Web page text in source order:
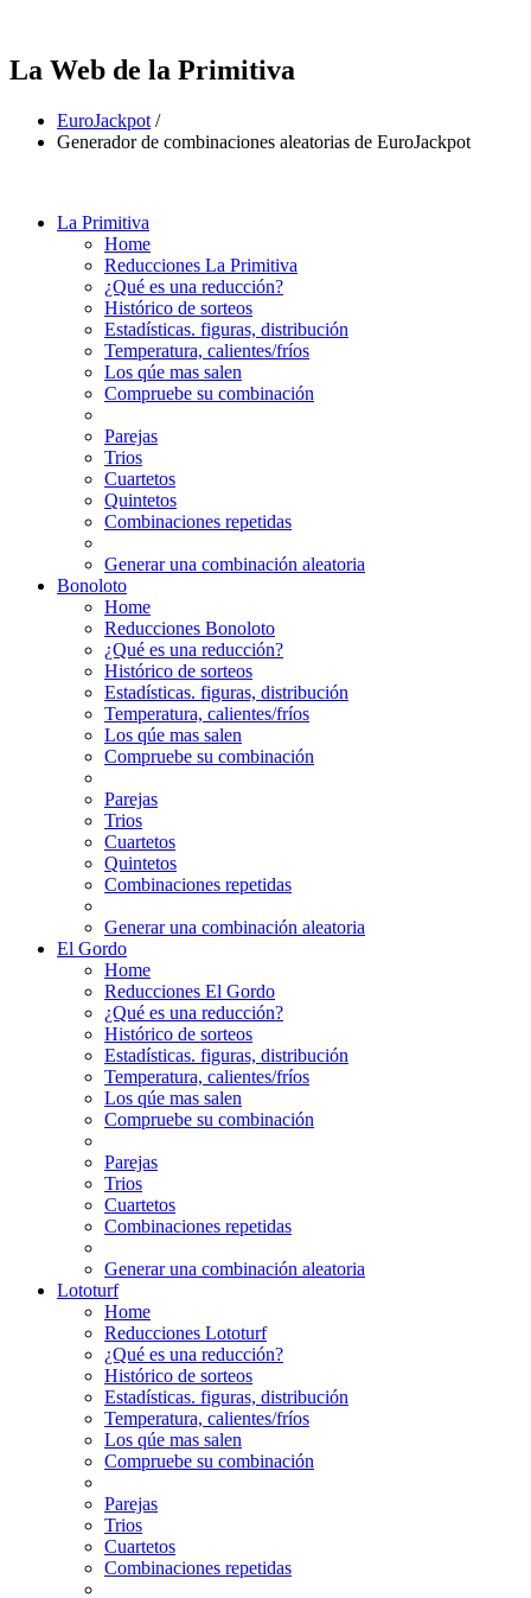
La Web de la Primitiva
EuroJackpot /
Generador de combinaciones aleatorias de EuroJackpot
La Primitiva
Home
Reducciones La Primitiva
¿Qué es una reducción?
Histórico de sorteos
Estadísticas. figuras, distribución
Temperatura, calientes/fríos
Los qúe mas salen
Compruebe su combinación
Parejas
Trios
Cuartetos
Quintetos
Combinaciones repetidas
Generar una combinación aleatoria
Bonoloto
Home
Reducciones Bonoloto
¿Qué es una reducción?
Histórico de sorteos
Estadísticas. figuras, distribución
Temperatura, calientes/fríos
Los qúe mas salen
Compruebe su combinación
Parejas
Trios
Cuartetos
Quintetos
Combinaciones repetidas
Generar una combinación aleatoria
El Gordo
Home
Reducciones El Gordo
¿Qué es una reducción?
Histórico de sorteos
Estadísticas. figuras, distribución
Temperatura, calientes/fríos
Los qúe mas salen
Compruebe su combinación
Parejas
Trios
Cuartetos
Combinaciones repetidas
Generar una combinación aleatoria
Lototurf
Home
Reducciones Lototurf
¿Qué es una reducción?
Histórico de sorteos
Estadísticas. figuras, distribución
Temperatura, calientes/fríos
Los qúe mas salen
Compruebe su combinación
Parejas
Trios
Cuartetos
Combinaciones repetidas